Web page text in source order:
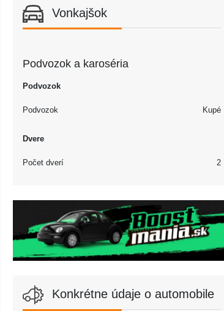
Vonkajšok
Podvozok a karoséria
Podvozok
Podvozok Kupé
Dvere
Počet dverí 2
Konkrétne údaje o automobile